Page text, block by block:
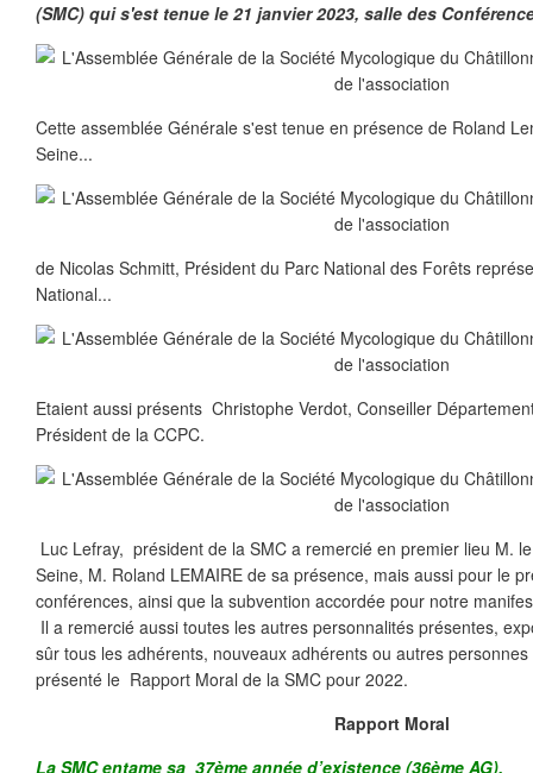
(SMC) qui s'est tenue le 21 janvier 2023, salle des
Cette assemblée Générale s'est tenue en présence de Roland
Seine...
de Nicolas Schmitt, Président du Parc National des Forêts
National...
Etaient aussi présents Christophe Verdot, Conseiller
Président de la CCPC.
Luc Lefray, président de la SMC a remercié en premier lieu M.
Seine, M. Roland LEMAIRE de sa présence, mais aussi pour le
conférences, ainsi que la subvention accordée pour notre
Il a remercié aussi toutes les autres personnalités présentes,
sûr tous les adhérents, nouveaux adhérents ou autres
présenté le Rapport Moral de la SMC pour 2022.
Rapport Moral
La SMC entame sa 37ème année d’existence (36ème AG).